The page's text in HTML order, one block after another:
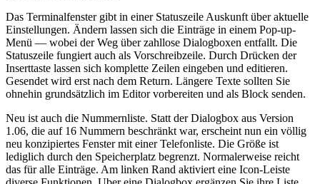
Das Terminalfenster gibt in einer Statuszeile Auskunft über aktuelle
Einstellungen. Ändern lassen sich die Einträge in einem Pop-up-
Menü — wobei der Weg über zahllose Dialogboxen entfallt. Die
Statuszeile fungiert auch als Vorschreibzeile. Durch Drücken der
Inserttaste lassen sich komplette Zeilen eingeben und editieren.
Gesendet wird erst nach dem Return. Längere Texte sollten Sie
ohnehin grundsätzlich im Editor vorbereiten und als Block senden.
Neu ist auch die Nummernliste. Statt der Dialogbox aus Version
1.06, die auf 16 Nummern beschränkt war, erscheint nun ein völlig
neu konzipiertes Fenster mit einer Telefonliste. Die Größe ist
lediglich durch den Speicherplatz begrenzt. Normalerweise reicht
das für alle Einträge. Am linken Rand aktiviert eine Icon-Leiste